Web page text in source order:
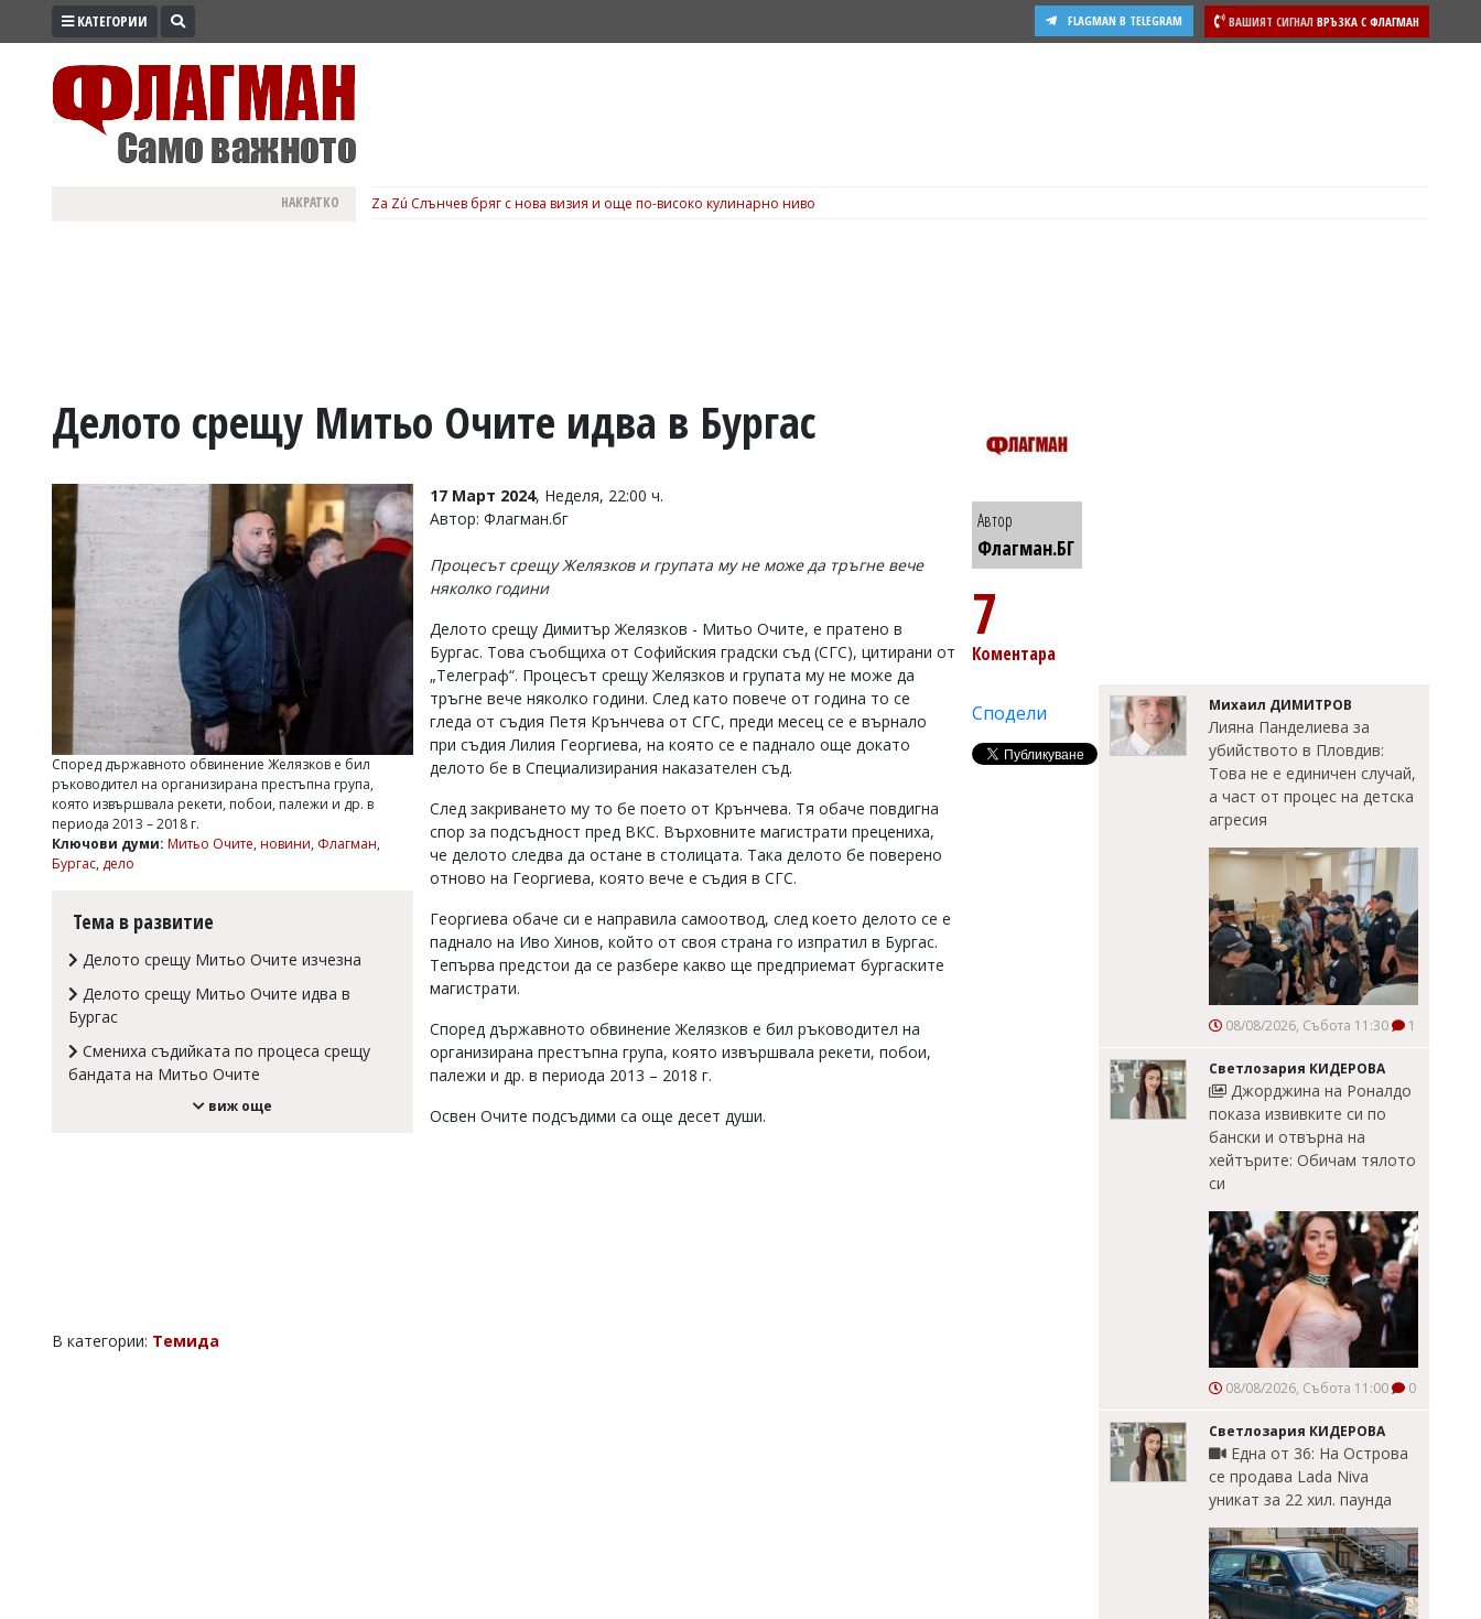
ПРОМО
ВОЙНАТА
УКРАЙНА
РАЗСЛЕДВАНЕ
Управители:
Василев,
v.vasilev@flagman.bg
Касабова,
k.kassabova@flagman.bg
Главен
office@flagman.bg
Коментарите
КАТЕГОРИИ ВАШИЯТ СИГНАЛ ВРЪЗКА С ФЛАГМАН
FLAGMAN В TELEGRAM
НАКРАТКО Za Zú Слънчев бряг с нова визия и още по-високо кулинарно ниво
Делото срещу Митьо Очите идва в Бургас
Според държавното обвинение Желязков е бил
ръководител на организирана престъпна група,
която извършвала рекети, побои, палежи и др. в
периода 2013 – 2018 г.
Ключови думи: Митьо Очите, новини, Флагман,
Бургас, дело
Тема в развитие
Делото срещу Митьо Очите изчезна
Делото срещу Митьо Очите идва в
Бургас
Смениха съдийката по процеса срещу
бандата на Митьо Очите
виж още
17 Март 2024, Неделя, 22:00 ч.
Автор: Флагман.бг
Процесът срещу Желязков и групата му не може да тръгне вече
няколко години
Делото срещу Димитър Желязков - Митьо Очите, е пратено в
Бургас. Това съобщиха от Софийския градски съд (СГС), цитирани от
„Телеграф“. Процесът срещу Желязков и групата му не може да
тръгне вече няколко години. След като повече от година то се
гледа от съдия Петя Крънчева от СГС, преди месец се е върнало
при съдия Лилия Георгиева, на която се е паднало още докато
делото бе в Специализирания наказателен съд.
След закриването му то бе поето от Крънчева. Тя обаче повдигна
спор за подсъдност пред ВКС. Върховните магистрати прецениха,
че делото следва да остане в столицата. Така делото бе поверено
отново на Георгиева, която вече е съдия в СГС.
Георгиева обаче си е направила самоотвод, след което делото се е
паднало на Иво Хинов, който от своя страна го изпратил в Бургас.
Тепърва предстои да се разбере какво ще предприемат бургаските
магистрати.
Според държавното обвинение Желязков е бил ръководител на
организирана престъпна група, която извършвала рекети, побои,
палежи и др. в периода 2013 – 2018 г.
Освен Очите подсъдими са още десет души.
В категории: Темида
Автор
Флагман.БГ
7
Коментара
Сподели Михаил ДИМИТРОВ
Лияна Панделиева за
убийството в Пловдив:
Това не е единичен случай,
а част от процес на детска
агресия
08/08/2026, Събота 11:30 1
Светлозария КИДЕРОВА
Джорджина на Роналдо
показа извивките си по
бански и отвърна на
хейтърите: Обичам тялото
си
08/08/2026, Събота 11:00 0
Светлозария КИДЕРОВА
Една от 36: На Острова
се продава Lada Niva
уникат за 22 хил. паунда